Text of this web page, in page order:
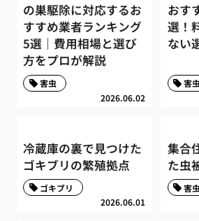
の巣駆除に対応するお
すすめ業者ランキング
5選｜費用相場と選び
方をプロが解説
2026.06.02
害虫
おす
選！
ない
害虫
冷蔵庫の裏で見つけた
ゴキブリの繁殖拠点
2026.06.01
ゴキブリ
集合
た虫
害虫